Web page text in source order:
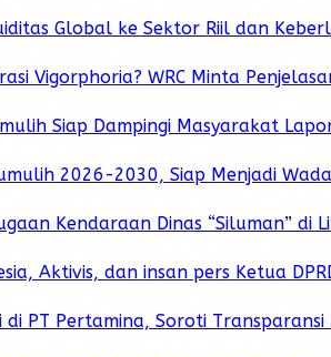
Global ke Sektor Riil dan
Vigorphoria? WRC Minta
Siap Dampingi Masyarakat
2026-2030, Siap Menjadi
Kendaraan Dinas “Siluman” di
Aktivis, dan insan pers Ketua
PT Pertamina, Soroti Transparansi